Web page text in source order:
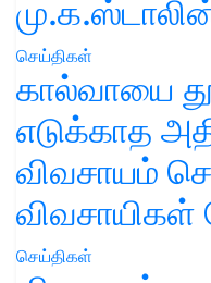
செய்திகள்
கால்வாயை
எடுக்காத
விவசாயம்
செய்திகள்